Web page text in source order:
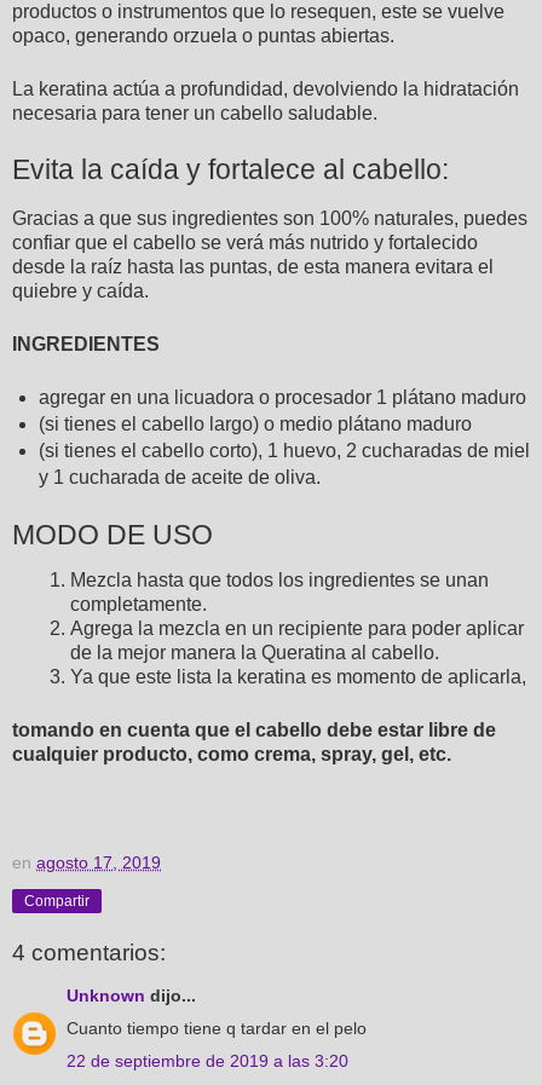
productos o instrumentos que lo resequen, este se vuelve
opaco, generando orzuela o puntas abiertas.
La keratina actúa a profundidad, devolviendo la hidratación
necesaria para tener un cabello saludable.
Evita la caída y fortalece al cabello:
Gracias a que sus ingredientes son 100% naturales, puedes
confiar que el cabello se verá más nutrido y fortalecido
desde la raíz hasta las puntas, de esta manera evitara el
quiebre y caída.
INGREDIENTES
agregar en una licuadora o procesador 1 plátano maduro
(si tienes el cabello largo) o medio plátano maduro
(si tienes el cabello corto), 1 huevo, 2 cucharadas de miel
y 1 cucharada de aceite de oliva.
MODO DE USO
Mezcla hasta que todos los ingredientes se unan
completamente.
Agrega la mezcla en un recipiente para poder aplicar
de la mejor manera la Queratina al cabello.
Ya que este lista la keratina es momento de aplicarla,
tomando en cuenta que el cabello debe estar libre de
cualquier producto, como crema, spray, gel, etc.
en agosto 17, 2019
Compartir
4 comentarios:
Unknown dijo...
Cuanto tiempo tiene q tardar en el pelo
22 de septiembre de 2019 a las 3:20